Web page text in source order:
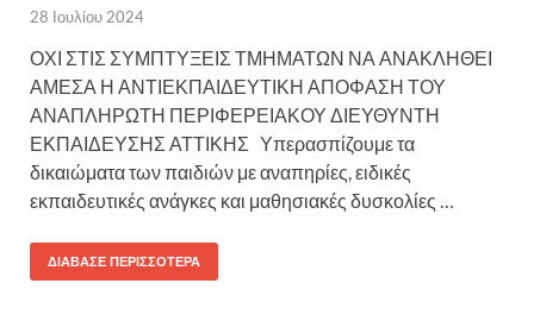
28 Ιουλίου 2024
ΟΧΙ ΣΤΙΣ ΣΥΜΠΤΥΞΕΙΣ ΤΜΗΜΑΤΩΝ ΝΑ ΑΝΑΚΛΗΘΕΙ
ΑΜΕΣΑ Η ΑΝΤΙΕΚΠΑΙΔΕΥΤΙΚΗ ΑΠΟΦΑΣΗ ΤΟΥ
ΑΝΑΠΛΗΡΩΤΗ ΠΕΡΙΦΕΡΕΙΑΚΟΥ ΔΙΕΥΘΥΝΤΗ
ΕΚΠΑΙΔΕΥΣΗΣ ΑΤΤΙΚΗΣ Υπερασπίζουμε τα
δικαιώματα των παιδιών με αναπηρίες, ειδικές
εκπαιδευτικές ανάγκες και μαθησιακές δυσκολίες …
ΔΙΆΒΑΣΕ ΠΕΡΙΣΣΌΤΕΡΑ